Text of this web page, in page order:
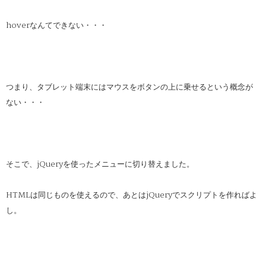
hoverなんてできない・・・
つまり、タブレット端末にはマウスをボタンの上に乗せるという概念が
ない・・・
そこで、jQueryを使ったメニューに切り替えました。
HTMLは同じものを使えるので、あとはjQueryでスクリプトを作ればよ
し。